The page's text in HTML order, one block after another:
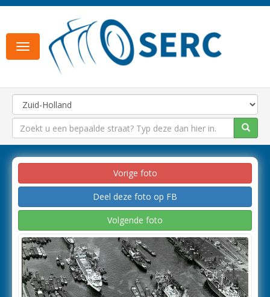
Toggle
navigation
Vorige foto
Deel deze foto op FB
Volgende foto